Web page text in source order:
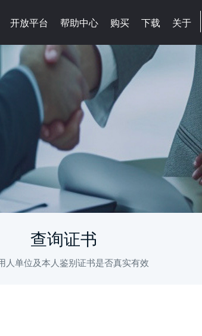
开放平台 帮助中心 购买 下载 关于
查询证书
人单位及本人鉴别证书是否真实有效